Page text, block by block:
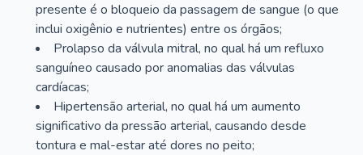
presente é o bloqueio da passagem de sangue (o que
inclui oxigênio e nutrientes) entre os órgãos;
Prolapso da válvula mitral, no qual há um refluxo
sanguíneo causado por anomalias das válvulas
cardíacas;
Hipertensão arterial, no qual há um aumento
significativo da pressão arterial, causando desde
tontura e mal-estar até dores no peito;